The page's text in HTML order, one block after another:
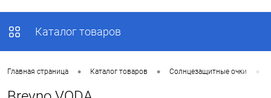
Каталог товаров
Главная страница • Каталог товаров • Солнцезащитные очки •